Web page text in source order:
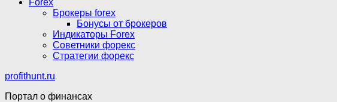
Forex
Брокеры forex
Бонусы от брокеров
Индикаторы Forex
Советники форекс
Стратегии форекс
profithunt.ru
Портал о финансах